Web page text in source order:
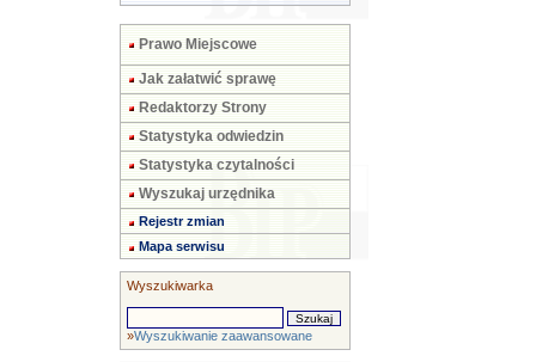
Prawo Miejscowe
Jak załatwić sprawę
Redaktorzy Strony
Statystyka odwiedzin
Statystyka czytalności
Wyszukaj urzędnika
Rejestr zmian
Mapa serwisu
Wyszukiwarka
»Wyszukiwanie zaawansowane